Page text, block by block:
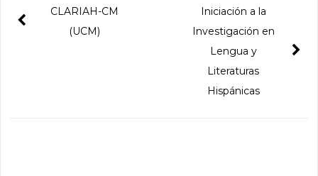
Iniciación a la
Investigación en
Lengua y
Literaturas
Hispánicas
CLARIAH-CM
(UCM)